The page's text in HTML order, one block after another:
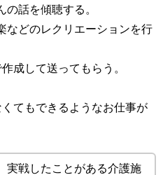
の話を傾聴する。
などのレクリエーションを行
成して送ってもらう。
てもできるようなお仕事が
実戦したことがある介護施